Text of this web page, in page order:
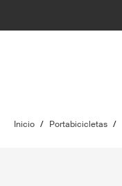
Inicio / Portabicicletas /